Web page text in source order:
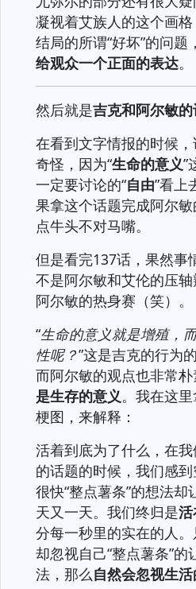
凝视着艾族人的这个画
结局的所谓“好坏”的问题，
给观众一个正面的表达。
然后就是吉克和阿尔敏
在看到文字情报的时候
奇怪，因为“生命的意义”
一定要讨论的“自由”看上
果拿这个话题完成阿尔
点牛头不对马嘴。
但是看完137话，果然事
不是阿尔敏和艾伦的压
阿尔敏的热身赛（笑）。
“生命的意义就是增殖，
性呢？”这是吉克的行为
而阿尔敏的观点也非常朴
是生存的意义。我在这
梗图，来解释：
活着到底为了什么，在
的话题的时候，我们感
很快“整点薯条”的想法
天又一天。我们终归是
分每一秒里的实在的人。
却忽视自己“整点薯条”
法，那么自然会忽视生